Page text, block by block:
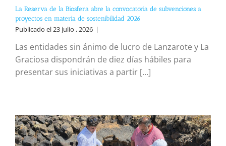
La Reserva de la Biosfera abre la convocatoria de subvenciones a
proyectos en materia de sostenibilidad 2026
Publicado el 23 julio , 2026 |
Las entidades sin ánimo de lucro de Lanzarote y La
Graciosa dispondrán de diez días hábiles para
presentar sus iniciativas a partir [...]